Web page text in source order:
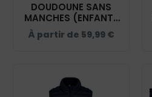
DOUDOUNE SANS
MANCHES (ENFANT)
- AB.EQUITATION -
NAVY - K6115
À partir de 59,99 €